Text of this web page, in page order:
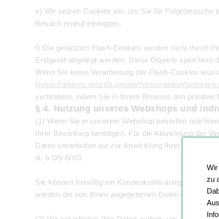
Wir
zu
e) Wir setzen Cookies ein, um Sie für Folgebesuche
Besuch erneut einloggen.
f) Die genutzten Flash-Cookies werden nicht durch
Endgerät abgelegt werden. Diese Objekte speichern
Wenn Sie keine Verarbeitung der Flash-Cookies
(https://addons.mozilla.org/de/firefox/addon/
verhindern, indem Sie in Ihrem Browser den
§ 4. Nutzung unseres Webshops und
(1) Wenn Sie in unserem Webshop bestellen
Ihrer Bestellung benötigen. Für die Abwicklung der
Daten verarbeiten wir zur Abwicklung Ihrer
lit. b DS-GVO.
Sie können freiwillig ein Kundenkonto anlegen,
werden die von Ihnen angegebenen Daten